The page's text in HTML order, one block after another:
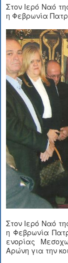
Στον Ιερό Ναό
η Φεβρωνία
Στον Ιερό Ναό
η Φεβρωνία
ενορίας
Αρώνη για την